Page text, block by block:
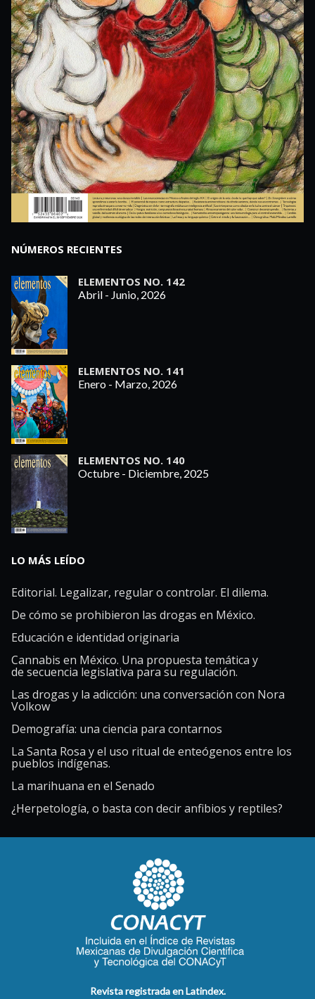
NÚMEROS RECIENTES
ELEMENTOS NO. 142
Abril - Junio, 2026
ELEMENTOS NO. 141
Enero - Marzo, 2026
ELEMENTOS NO. 140
Octubre - Diciembre, 2025
LO MÁS LEÍDO
Editorial. Legalizar, regular o controlar. El dilema.
De cómo se prohibieron las drogas en México.
Educación e identidad originaria
Cannabis en México. Una propuesta temática y
de secuencia legislativa para su regulación.
Las drogas y la adicción: una conversación con Nora
Volkow
Demografía: una ciencia para contarnos
La Santa Rosa y el uso ritual de enteógenos entre los
pueblos indígenas.
La marihuana en el Senado
¿Herpetología, o basta con decir anfibios y reptiles?
Revista registrada en Latindex.